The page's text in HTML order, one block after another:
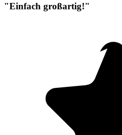
"Einfach großartig!"